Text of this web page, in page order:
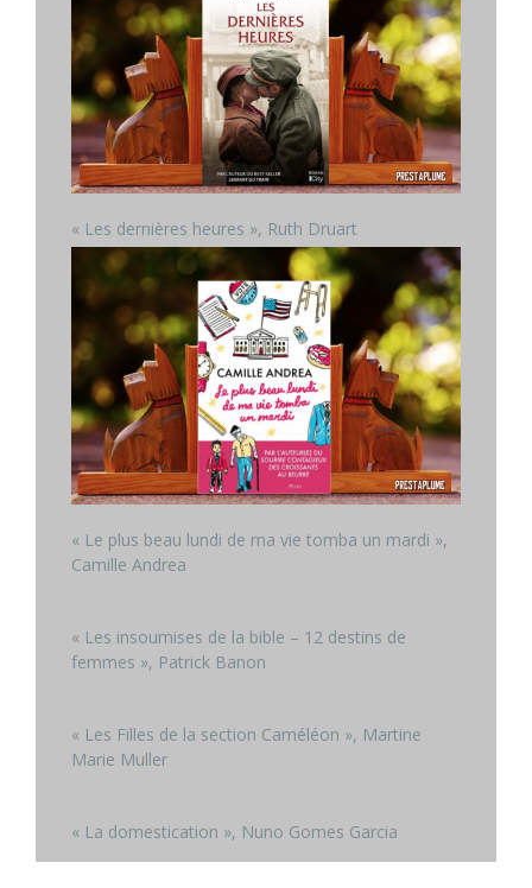
« Les dernières heures », Ruth Druart
« Le plus beau lundi de ma vie tomba un mardi »,
Camille Andrea
« Les insoumises de la bible – 12 destins de
femmes », Patrick Banon
« Les Filles de la section Caméléon », Martine
Marie Muller
« La domestication », Nuno Gomes Garcia